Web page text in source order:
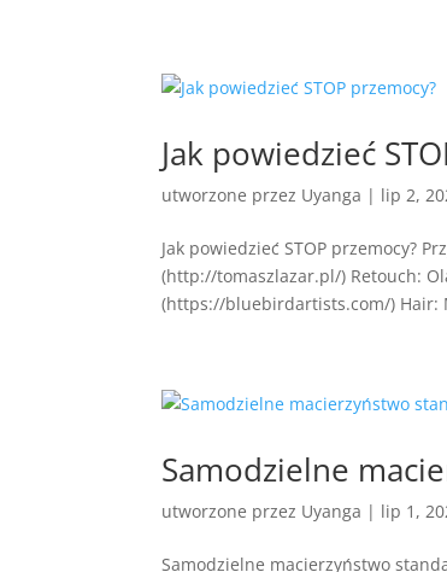
Jak powiedzieć
utworzone przez Uyanga | lip 2,
Jak powiedzieć STOP przemocy?
(http://tomaszlazar.pl/) Retouch:
(https://bluebirdartists.com/) Hair:
Samodzielne
utworzone przez Uyanga | lip 1,
Samodzielne macierzyństwo